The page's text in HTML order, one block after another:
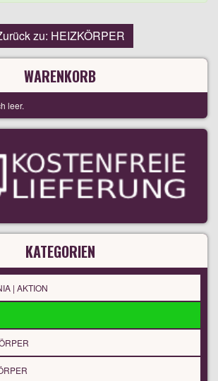
zu: HEIZKÖRPER
WARENKORB
leer.
KATEGORIEN
| AKTION